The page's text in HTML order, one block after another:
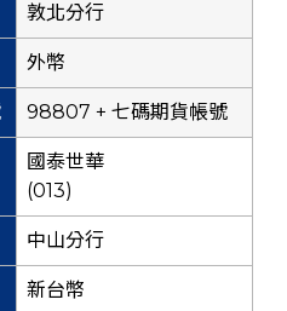
敦北分行
外幣
98807 + 七碼期貨帳號
國泰世華
(013)
中山分行
新台幣